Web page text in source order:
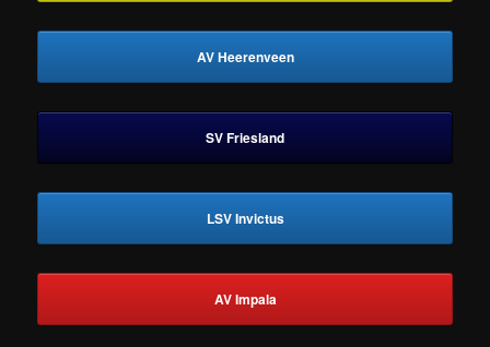
AV Heerenveen
SV Friesland
LSV Invictus
AV Impala